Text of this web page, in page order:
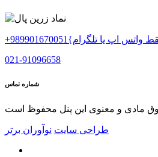
021-91096658
شماره تماس
طراحی سایت نوآوران برتر